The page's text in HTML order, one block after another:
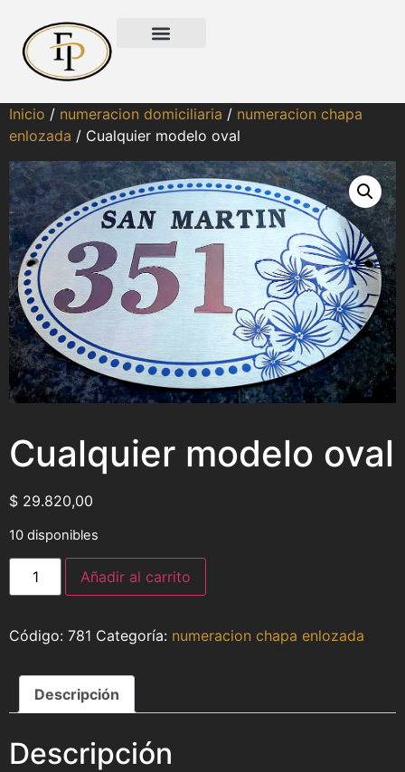
Inicio / numeracion domiciliaria / numeracion chapa
enlozada / Cualquier modelo oval
Cualquier modelo oval
$ 29.820,00
10 disponibles
Añadir al carrito
781 Categoría: numeracion chapa enlozada
Descripción
Descripción